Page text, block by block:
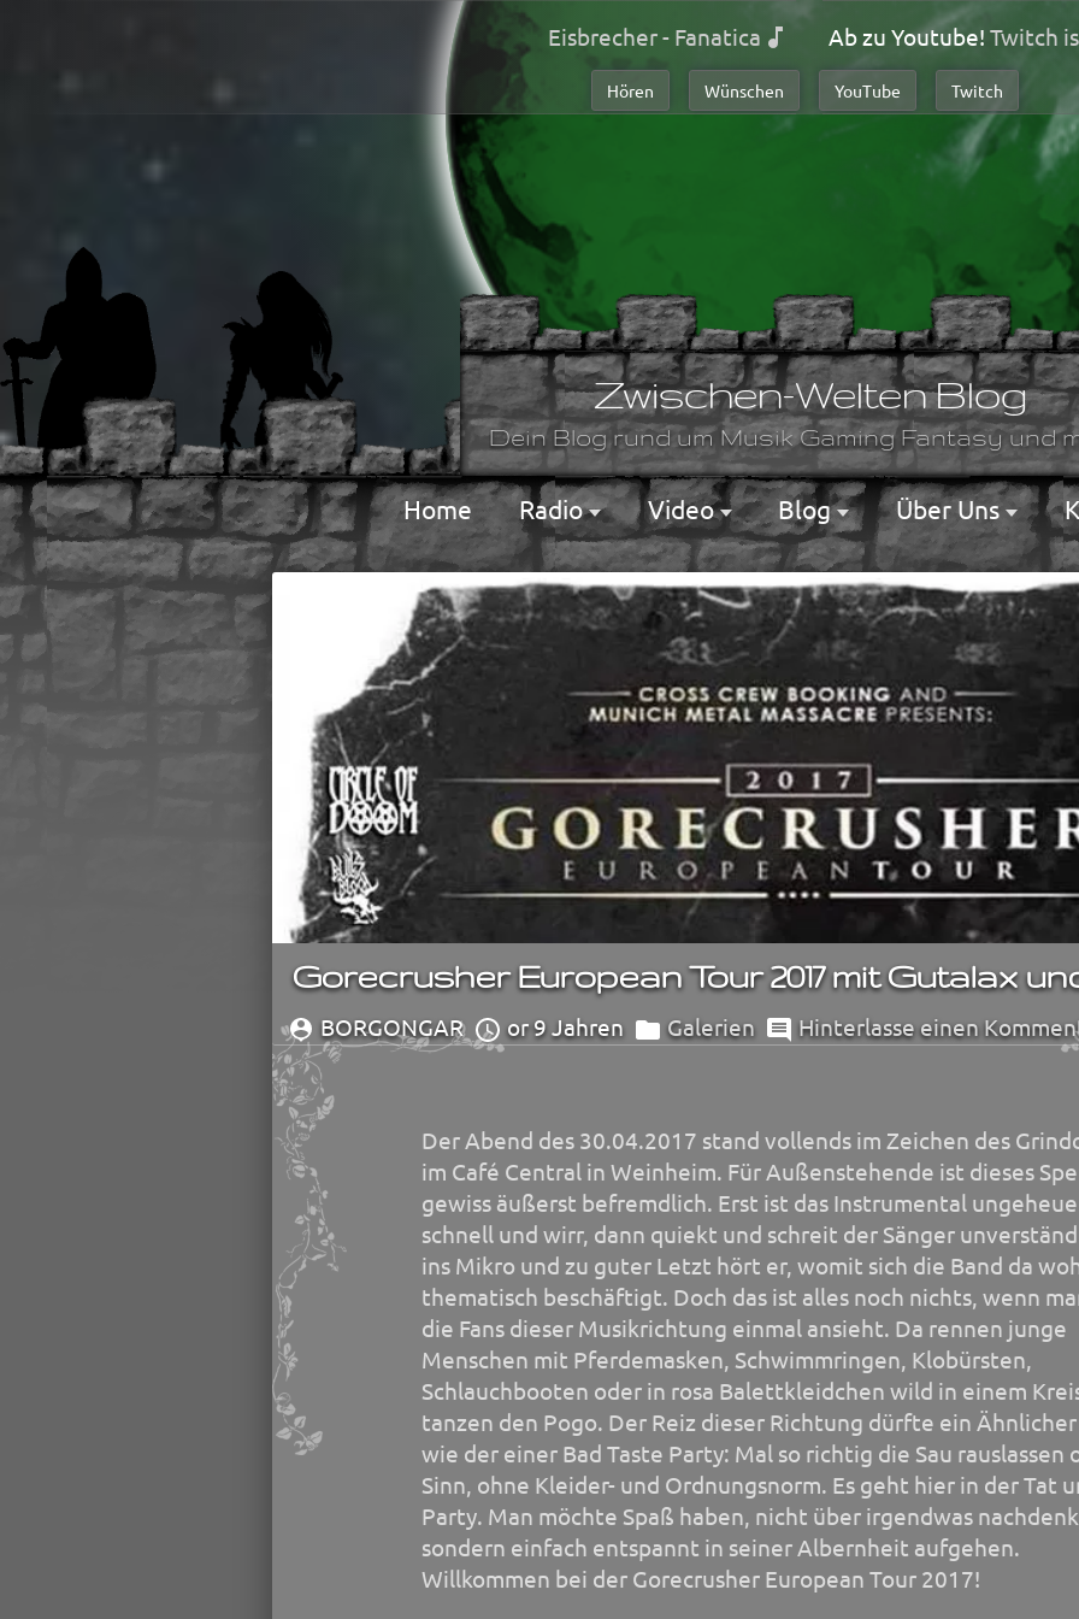
Eisbrecher - Fanatica
Hören Wünschen
Ab zu Youtube! Twitch
YouTube Twitch
Zwischen-Welten Blog
Dein Blog rund um Musik Gaming Fantasy und
Home Radio Video Blog Über Uns
Gorecrusher European Tour 2017 mit Gutalax
BORGONGAR or 9 Jahren Galerien Hinterlasse einen
Der Abend des 30.04.2017 stand vollends im Zeichen des
im Café Central in Weinheim. Für Außenstehende ist dieses
gewiss äußerst befremdlich. Erst ist das Instrumental
schnell und wirr, dann quiekt und schreit der Sänger
ins Mikro und zu guter Letzt hört er, womit sich die Band da
thematisch beschäftigt. Doch das ist alles noch nichts, wenn
die Fans dieser Musikrichtung einmal ansieht. Da rennen junge
Menschen mit Pferdemasken, Schwimmringen, Klobürsten,
Schlauchbooten oder in rosa Balettkleidchen wild in einem
tanzen den Pogo. Der Reiz dieser Richtung dürfte ein
wie der einer Bad Taste Party: Mal so richtig die Sau rauslassen
Sinn, ohne Kleider- und Ordnungsnorm. Es geht hier in der Tat
Party. Man möchte Spaß haben, nicht über irgendwas
sondern einfach entspannt in seiner Albernheit aufgehen.
Willkommen bei der Gorecrusher European Tour 2017!